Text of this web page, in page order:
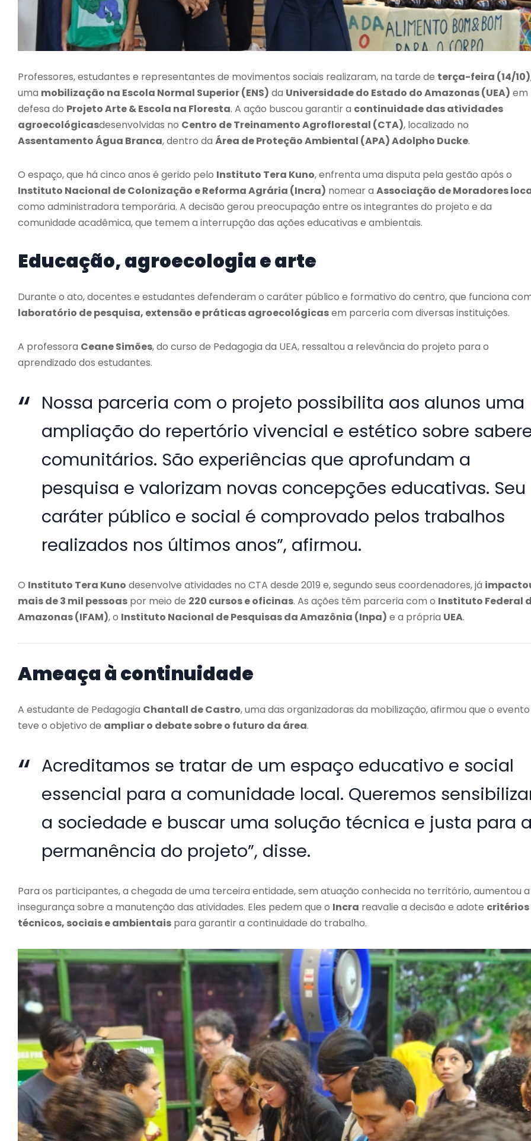
Professores, estudantes e representantes de movimentos sociais realizaram, na tarde de terça-feira (14/10)
uma mobilização na Escola Normal Superior (ENS) da Universidade do Estado do Amazonas (UEA) em
defesa do Projeto Arte & Escola na Floresta. A ação buscou garantir a continuidade das atividades
agroecológicasdesenvolvidas no Centro de Treinamento Agroflorestal (CTA), localizado no
Assentamento Água Branca, dentro da Área de Proteção Ambiental (APA) Adolpho Ducke.
O espaço, que há cinco anos é gerido pelo Instituto Tera Kuno, enfrenta uma disputa pela gestão após o
Instituto Nacional de Colonização e Reforma Agrária (Incra) nomear a Associação de Moradores
como administradora temporária. A decisão gerou preocupação entre os integrantes do projeto e da
comunidade acadêmica, que temem a interrupção das ações educativas e ambientais.
Educação, agroecologia e arte
Durante o ato, docentes e estudantes defenderam o caráter público e formativo do centro, que funciona
laboratório de pesquisa, extensão e práticas agroecológicasem parceria com diversas instituições.
A professora Ceane Simões, do curso de Pedagogia da UEA, ressaltou a relevância do projeto para o
aprendizado dos estudantes.
Nossa parceria com o projeto possibilita aos alunos uma
ampliação do repertório vivencial e estético sobre
comunitários. São experiências que aprofundam a
pesquisa e valorizam novas concepções educativas. Seu
caráter público e social é comprovado pelos trabalhos
realizados nos últimos anos”, afirmou.
O Instituto Tera Kuno desenvolve atividades no CTA desde 2019 e, segundo seus coordenadores, já
mais de 3 mil pessoas por meio de 220 cursos e oficinas. As ações têm parceria com o Instituto Federal
Amazonas (IFAM), o Instituto Nacional de Pesquisas da Amazônia (Inpa) e a própria UEA.
Ameaça à continuidade
A estudante de Pedagogia Chantall de Castro, uma das organizadoras da mobilização, afirmou que o evento
teve o objetivo de ampliar o debate sobre o futuro da área.
Acreditamos se tratar de um espaço educativo e social
essencial para a comunidade local. Queremos
a sociedade e buscar uma solução técnica e justa para
permanência do projeto”, disse.
Para os participantes, a chegada de uma terceira entidade, sem atuação conhecida no território, aumentou a
insegurança sobre a manutenção das atividades. Eles pedem que o Incra reavalie a decisão e adote critérios
técnicos, sociais e ambientais para garantir a continuidade do trabalho.